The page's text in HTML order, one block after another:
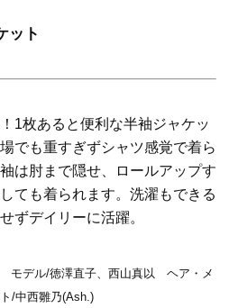
ット
1枚あると便利な半袖ジャケッ
でも重すぎずシャツ感覚で着ら
は肘まで隠せ、ロールアップす
ても着られます。洗濯もできる
ずデイリーに活躍。
モデル/徳澤直子、西山真以 ヘア・メ
/中西雛乃(Ash.)